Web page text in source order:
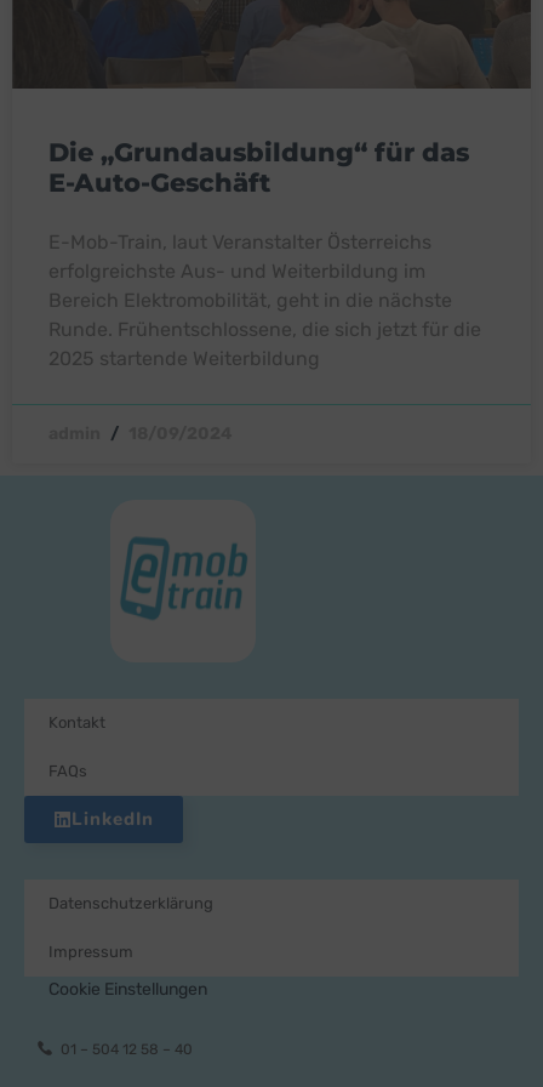
Die „Grundausbildung“ für das
E-Auto-Geschäft
E-Mob-Train, laut Veranstalter Österreichs
erfolgreichste Aus- und Weiterbildung im
Bereich Elektromobilität, geht in die nächste
Runde. Frühentschlossene, die sich jetzt für die
2025 startende Weiterbildung
Kontakt
FAQs
LinkedIn
Datenschutzerklärung
Impressum
Cookie Einstellungen
01 – 504 12 58 – 40